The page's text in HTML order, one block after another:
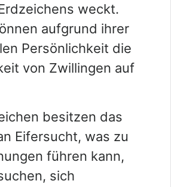
weckt.
aufgrund ihrer
Persönlichkeit die
von Zwillingen auf
besitzen das
Eifersucht, was zu
führen kann,
sich